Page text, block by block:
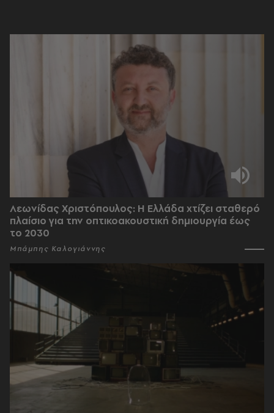
Λεωνίδας Χριστόπουλος: Η Ελλάδα χτίζει σταθερό
πλαίσιο για την οπτικοακουστική δημιουργία έως
το 2030
Μπάμπης Καλογιάννης